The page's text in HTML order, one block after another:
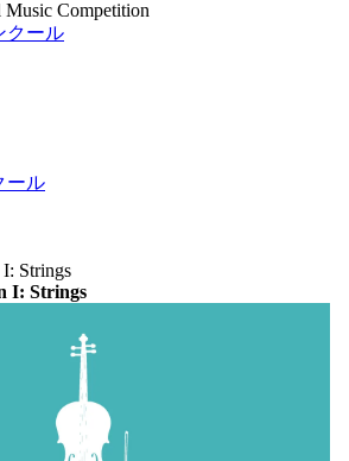
Competition
ール
I: Strings
I: Strings